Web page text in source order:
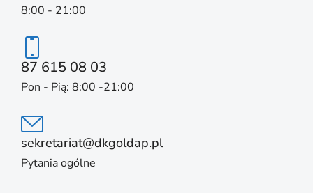
8:00 - 21:00
87 615 08 03
Pon - Pią: 8:00 -21:00
sekretariat@dkgoldap.pl
Pytania ogólne